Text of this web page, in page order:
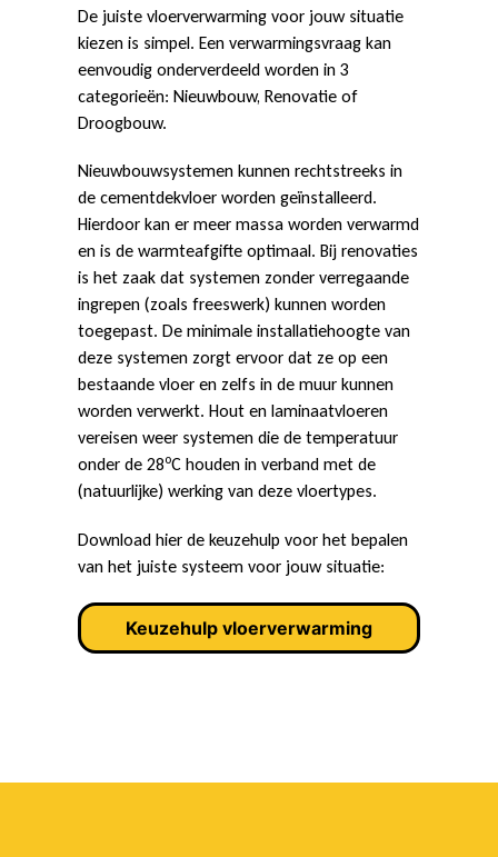
De juiste vloerverwarming voor jouw situatie
kiezen is simpel. Een verwarmingsvraag kan
eenvoudig onderverdeeld worden in 3
categorieën: Nieuwbouw, Renovatie of
Droogbouw.
Nieuwbouwsystemen kunnen rechtstreeks in
de cementdekvloer worden geïnstalleerd.
Hierdoor kan er meer massa worden verwarmd
en is de warmteafgifte optimaal. Bij renovaties
is het zaak dat systemen zonder verregaande
ingrepen (zoals freeswerk) kunnen worden
toegepast. De minimale installatiehoogte van
deze systemen zorgt ervoor dat ze op een
bestaande vloer en zelfs in de muur kunnen
worden verwerkt. Hout en laminaatvloeren
vereisen weer systemen die de temperatuur
onder de 28oC houden in verband met de
(natuurlijke) werking van deze vloertypes.
Download hier de keuzehulp voor het bepalen
van het juiste systeem voor jouw situatie:
Keuzehulp vloerverwarming